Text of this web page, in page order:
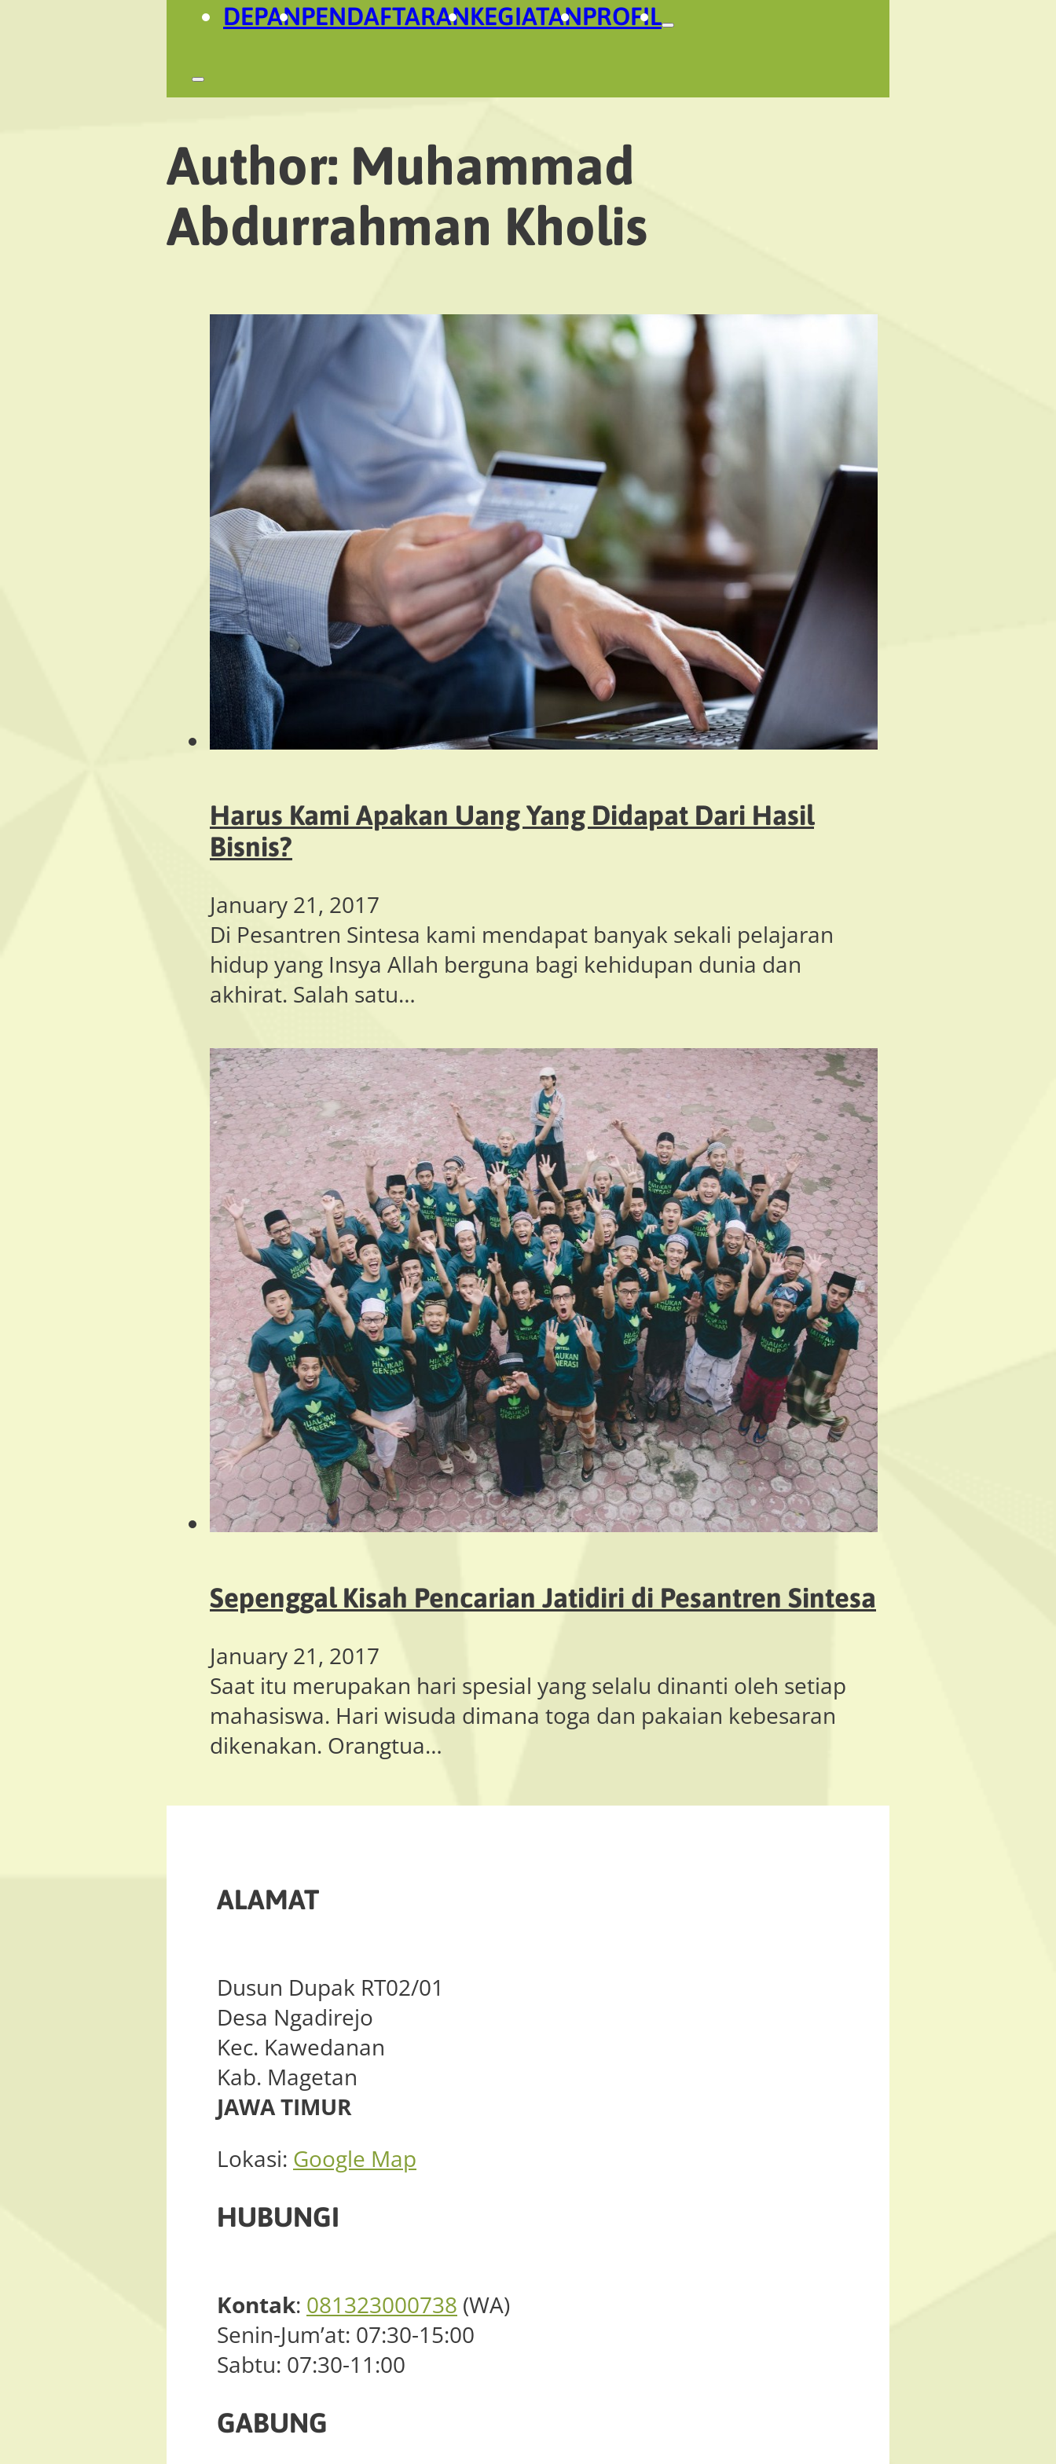
DEPANPENDAFTARANKEGIATANPROFIL
Author: Muhammad
Abdurrahman Kholis
Harus Kami Apakan Uang Yang Didapat Dari Hasil
Bisnis?
January 21, 2017
Di Pesantren Sintesa kami mendapat banyak sekali pelajaran
hidup yang Insya Allah berguna bagi kehidupan dunia dan
akhirat. Salah satu…
Sepenggal Kisah Pencarian Jatidiri di Pesantren Sintesa
January 21, 2017
Saat itu merupakan hari spesial yang selalu dinanti oleh setiap
mahasiswa. Hari wisuda dimana toga dan pakaian kebesaran
dikenakan. Orangtua…
ALAMAT
Dusun Dupak RT02/01
Desa Ngadirejo
Kec. Kawedanan
Kab. Magetan
JAWA TIMUR
Lokasi: Google Map
HUBUNGI
Kontak: 081323000738 (WA)
Senin-Jum’at: 07:30-15:00
Sabtu: 07:30-11:00
GABUNG